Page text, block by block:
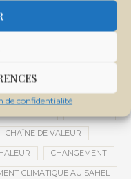
de confidentialité
DE BAMAKO
DE L’ÉDUCATION
RÉFLEXION À DISTANCE
DE DÉCORATION
CHAÎNE DE VALEUR
CHANGEMENT
CLIMATIQUE AU SAHEL